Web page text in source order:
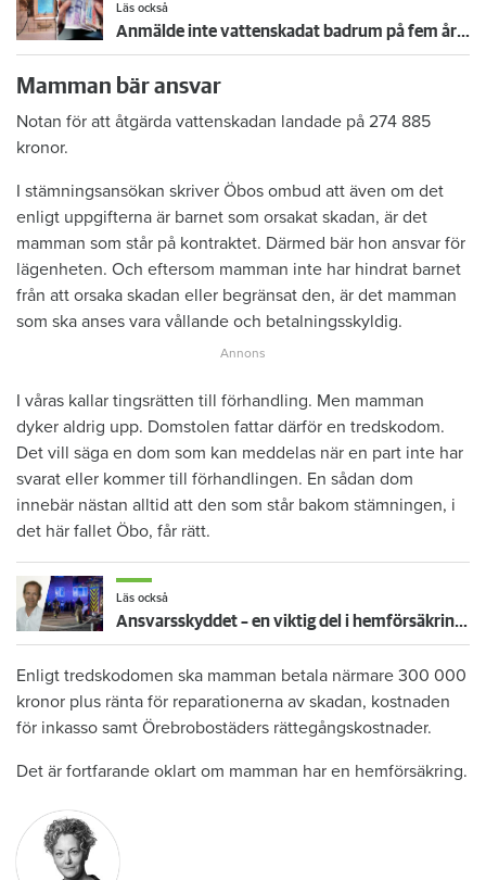
Läs också
Anmälde inte vattenskadat badrum på fem år – krävs på 125 000 kronor
Mamman bär ansvar
Notan för att åtgärda vattenskadan landade på 274 885
kronor.
I stämningsansökan skriver Öbos ombud att även om det
enligt uppgifterna är barnet som orsakat skadan, är det
mamman som står på kontraktet. Därmed bär hon ansvar för
lägenheten. Och eftersom mamman inte har hindrat barnet
från att orsaka skadan eller begränsat den, är det mamman
som ska anses vara vållande och betalningsskyldig.
I våras kallar tingsrätten till förhandling. Men mamman
dyker aldrig upp. Domstolen fattar därför en tredskodom.
Det vill säga en dom som kan meddelas när en part inte har
svarat eller kommer till förhandlingen. En sådan dom
innebär nästan alltid att den som står bakom stämningen, i
det här fallet Öbo, får rätt.
Läs också
Ansvarsskyddet – en viktig del i hemförsäkringen
Enligt tredskodomen ska mamman betala närmare 300 000
kronor plus ränta för reparationerna av skadan, kostnaden
för inkasso samt Örebrobostäders rättegångskostnader.
Det är fortfarande oklart om mamman har en hemförsäkring.